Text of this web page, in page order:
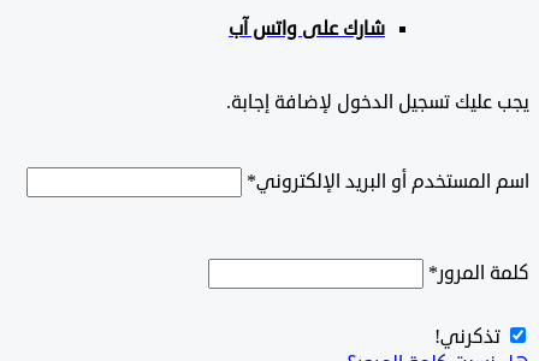
شارك على واتس آب
تسجيل الدخول لإضافة إجابة.
أو البريد الإلكتروني*
*